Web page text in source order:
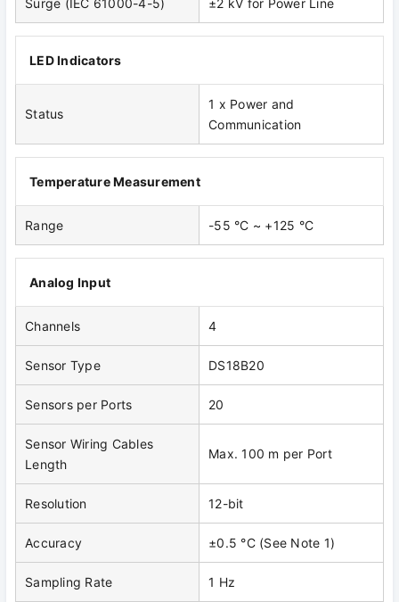
LED Indicators
Status
1 x Power and
Communication
Temperature Measurement
Range -55 °C ~ +125 °C
Analog Input
Channels 4
Sensor Type DS18B20
Sensors per Ports 20
Sensor Wiring Cables
Length
Max. 100 m per Port
Resolution 12-bit
Accuracy ±0.5 °C (See Note 1)
Sampling Rate 1 Hz